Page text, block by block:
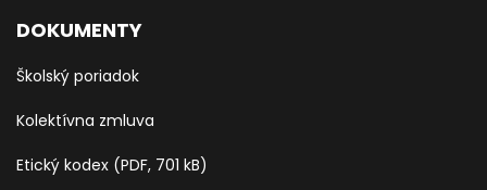
DOKUMENTY
Školský poriadok
Kolektívna zmluva
Etický kodex (PDF, 701 kB)